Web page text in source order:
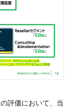
評価において、当